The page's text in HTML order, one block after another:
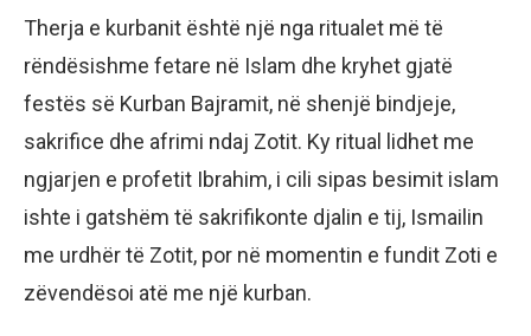
Therja e kurbanit është një nga ritualet më të
rëndësishme fetare në Islam dhe kryhet gjatë
festës së Kurban Bajramit, në shenjë bindjeje,
sakrifice dhe afrimi ndaj Zotit. Ky ritual lidhet me
ngjarjen e profetit Ibrahim, i cili sipas besimit islam
ishte i gatshëm të sakrifikonte djalin e tij, Ismailin
me urdhër të Zotit, por në momentin e fundit Zoti e
zëvendësoi atë me një kurban.